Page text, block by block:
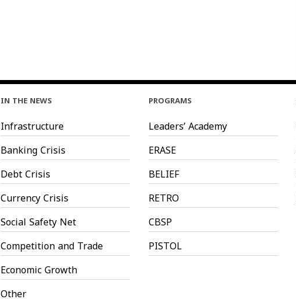
IN THE NEWS
Infrastructure
Banking Crisis
Debt Crisis
Currency Crisis
Social Safety Net
Competition and Trade
Economic Growth
Other
PROGRAMS
Leaders’ Academy
ERASE
BELIEF
RETRO
CBSP
PISTOL